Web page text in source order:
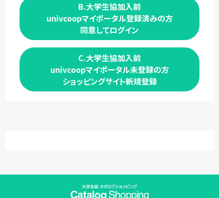
B.大学生協加入前
univcoopマイポータル登録済みの方
同意してログイン
C.大学生協加入前
univcoopマイポータル未登録の方
ショッピングサイト新規登録